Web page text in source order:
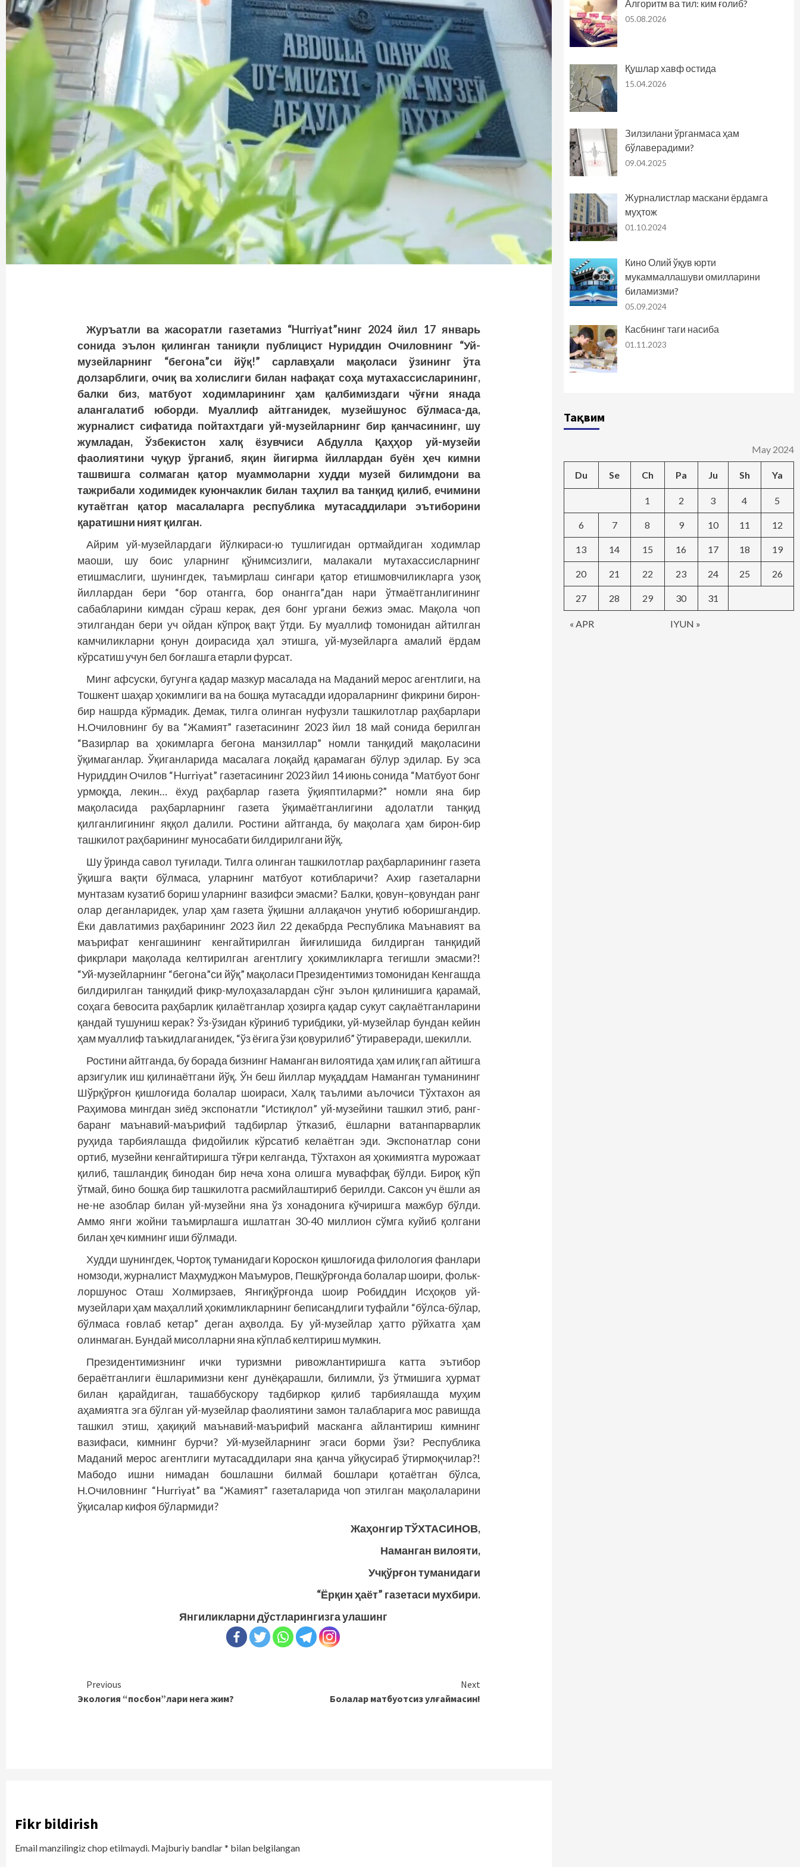
Журъатли ва жасоратли газетамиз “Hurriyat”нинг 2024 йил 17 январь
сонида эълон қилинган таниқли пуб­лицист Нуриддин Очиловнинг “Уй-
музейларнинг “бегона”си йўқ!” сарлавҳали мақоласи ўзининг ўта
долзарблиги, очиқ ва холислиги билан нафақат соҳа мутахассисларининг,
балки биз, матбуот ходимларининг ҳам қалбимиздаги чўғни янада
алангалатиб юборди. Муаллиф айтганидек, музейшунос бўлмаса-да,
журналист сифатида пойтахтдаги уй-музейларнинг бир қанчасининг, шу
жумладан, Ўзбекистон халқ ёзувчиси Абдулла Қаҳҳор уй-музейи
фаолиятини чуқур ўрганиб, яқин йигирма йиллардан буён ҳеч кимни
ташвишга солмаган қатор муаммоларни худди музей билимдони ва
тажрибали ходимидек куюнчаклик билан таҳлил ва танқид қилиб, ечимини
кутаётган қатор масалаларга республика мутасаддилари эътиборини
қаратишни ният қилган.
Айрим уй-музейлардаги йўлкираси-ю тушлигидан ортмайдиган ходимлар
маоши, шу боис уларнинг қўнимсизлиги, малакали мутахассисларнинг
етишмаслиги, шунинг­дек, таъмирлаш сингари қатор етишмовчиликларга узоқ
йиллардан бери “бор отангга, бор онангга”дан нари ўтмаётганлигининг
сабабларини кимдан сўраш керак, дея бонг ургани бежиз эмас. Мақола чоп
этилгандан бери уч ойдан кўпроқ вақт ўтди. Бу муаллиф томонидан айтилган
камчиликларни қонун доирасида ҳал этишга, уй-музейларга амалий ёрдам
кўрсатиш учун бел боғлашга етарли фурсат.
Минг афсуски, бугунга қадар мазкур масалада на Маданий мерос агентлиги, на
Тошкент шаҳар ҳокимлиги ва на бош­­қа мутасадди идораларнинг фикрини бирон-
бир нашрда кўрмадик. Демак, тилга олинган нуфузли ташкилотлар раҳбарлари
Н.Очиловнинг бу ва “Жамият” газетасининг 2023 йил 18 май сонида берилган
“Вазирлар ва ҳокимларга бегона манзиллар” номли танқидий мақоласини
ўқимаганлар. Ўқиганларида масалага лоқайд қарамаган бўлур эдилар. Бу эса
Нуриддин Очилов “Hurriyat” газетасининг 2023 йил 14 июнь сонида “Матбуот бонг
урмоқда, лекин… ёхуд раҳбарлар газета ўқияптиларми?” номли яна бир
мақоласида раҳбарларнинг газета ўқимаётганлигини адолатли танқид
қилганлигининг яққол далили. Ростини айтганда, бу мақолага ҳам бирон-бир
ташкилот раҳбарининг муносабати билдирилгани йўқ.
Шу ўринда савол туғилади. Тилга олинган ташкилотлар раҳбарларининг газета
ўқишга вақти бўлмаса, уларнинг матбуот котибларичи? Ахир газеталарни
мунтазам кузатиб бориш уларнинг вазифси эмасми? Балки, қовун–қовундан ранг
олар деганларидек, улар ҳам газета ўқишни аллақачон унутиб юборишгандир.
Ёки давлатимиз раҳбарининг 2023 йил 22 декабрда Республика Маънавият ва
маърифат кенгашининг кенгайтирилган йиғилишида билдирган танқидий
фикрлари мақолада келтирилган агентлигу ҳокимликларга тегишли эмасми?!
“Уй-музейларнинг “бегона”си йўқ” мақоласи Президентимиз томонидан Кенгашда
билдирилган танқидий фикр-мулоҳазалардан сўнг эълон қилинишига қарамай,
соҳага бевосита раҳбарлик қилаётганлар ҳозирга қадар сукут сақлаётганларини
қандай тушуниш керак? Ўз-ўзидан кўриниб турибдики, уй-музейлар бундан кейин
ҳам муаллиф таъкидлаганидек, “ўз ёғига ўзи қовурилиб” ўтираверади, шекилли.
Ростини айтганда, бу борада бизнинг Наманган вилоятида ҳам илиқ гап айтишга
арзигулик иш қилинаётгани йўқ. Ўн беш йиллар муқаддам Наманган туманининг
Шўрқўрғон қишлоғида болалар шоираси, Халқ таълими аълочиси Тўхтахон ая
Раҳимова мингдан зиёд экспонатли “Истиқлол” уй-музейини ташкил этиб, ранг-
баранг маънавий-маърифий тадбирлар ўтказиб, ёшларни ватанпарварлик
руҳида тарбиялашда фидойилик кўрсатиб келаётган эди. Экспонатлар сони
ортиб, музейни кенгайтиришга тўғри келганда, Тўхтахон ая ҳокимиятга мурожаат
қилиб, ташландиқ бинодан бир неча хона олишга муваффақ бўлди. Бироқ кўп
ўтмай, бино бошқа бир ташкилотга расмийлаштириб берилди. Саксон уч ёшли ая
не-не азоблар билан уй-музейни яна ўз хонадонига кўчиришга мажбур бўлди.
Аммо янги жойни таъмирлашга ишлатган 30-40 миллион сўмга куйиб қолгани
билан ҳеч кимнинг иши бўлмади.
Худди шунингдек, Чортоқ туманидаги Короскон қиш­лоғида филология фанлари
номзоди, журналист Маҳмуджон Маъмуров, Пешқўрғонда болалар шоири, фольк­
лоршунос Оташ Холмирзаев, Янгиқўрғонда шоир Робиддин Исҳоқов уй-
музейлари ҳам маҳаллий ҳокимликларнинг беписандлиги туфайли “бўлса-бўлар,
бўлмаса ғовлаб кетар” деган аҳволда. Бу уй-музейлар ҳатто рўйхатга ҳам
олинмаган. Бундай мисолларни яна кўплаб келтириш мумкин.
Президентимизнинг ички туризмни ривожлантиришга катта эътибор
бераётганлиги ёшларимизни кенг дунёқарашли, билимли, ўз ўтмишига ҳурмат
билан қарайдиган, ташаббускору тадбиркор қилиб тарбиялашда муҳим
аҳамиятга эга бўлган уй-музейлар фаолиятини замон талабларига мос равишда
ташкил этиш, ҳақиқий маънавий-маърифий масканга айлантириш кимнинг
вазифаси, кимнинг бурчи? Уй-музейларнинг эгаси борми ўзи? Республика
Маданий мерос агентлиги мутасаддилари яна қанча уйқусираб ўтирмоқчилар?!
Мабодо ишни нимадан бошлашни билмай бошлари қотаётган бўлса,
Н.Очиловнинг “Hurriyat” ва “Жамият” газеталарида чоп этилган мақолаларини
ўқисалар кифоя бўлармиди?
Жаҳонгир ТЎХТАСИНОВ,
Наманган вилояти,
Учқўрғон туманидаги
“Ёрқин ҳаёт” газетаси мухбири.
Янгиликларни дўстларингизга улашинг
Continue
Reading
Previous
Экология “посбон”лари нега жим?
Next
Болалар матбуотсиз улғаймасин!
Fikr bildirish
Email manzilingiz chop etilmaydi. Majburiy bandlar* bilan belgilangan
Алгоритм ва тил: ким ғолиб?
05.08.2026
Қушлар хавф остида
15.04.2026
Зилзилани ўрганмаса ҳам
бўлаверадими?
09.04.2025
Журналистлар маскани ёрдамга
муҳтож
01.10.2024
Кино Олий ўқув юрти
мукаммаллашуви омилларини
биламизми?
05.09.2024
Касбнинг таги насиба
01.11.2023
Тақвим
May 2024
Du Se Ch Pa Ju Sh Ya
« APR IYUN »
1 2 3 4 5
6 7 8 9 10 11 12
13 14 15 16 17 18 19
20 21 22 23 24 25 26
27 28 29 30 31